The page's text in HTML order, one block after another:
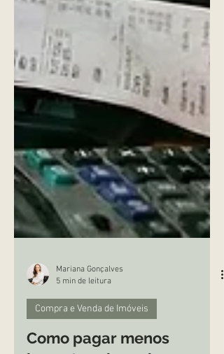
Mariana Gonçalves
Compra e Venda de Imóveis